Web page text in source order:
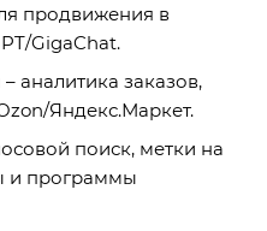
продвижения в
GigaChat.
аналитика заказов,
Яндекс.Маркет.
поиск, метки на
и программы